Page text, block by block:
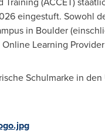
eingestuft. Sowohl
in Boulder
Learning
Schulmarke in